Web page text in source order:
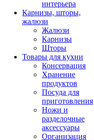
интерьера
Карнизы, шторы,
жалюзи
Жалюзи
Карнизы
Шторы
Товары для кухни
Консервация
Хранение
продуктов
Посуда для
приготовления
Ножи и
разделочные
аксессуары
Организация